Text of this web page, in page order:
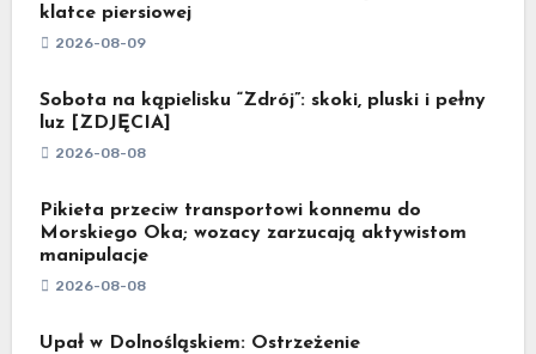
klatce piersiowej
2026-08-09
Sobota na kąpielisku “Zdrój”: skoki, pluski i pełny
luz [ZDJĘCIA]
2026-08-08
Pikieta przeciw transportowi konnemu do
Morskiego Oka; wozacy zarzucają aktywistom
manipulacje
2026-08-08
Upał w Dolnośląskiem: Ostrzeżenie